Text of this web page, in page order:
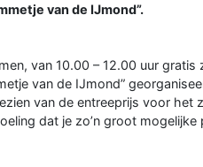
van de IJmond”.
van 10.00 – 12.00 uur gratis
van de IJmond”
van de entreeprijs voor het
dat je zo’n groot mogelijke